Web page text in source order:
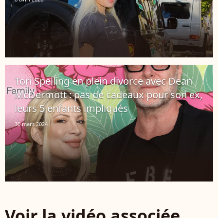
Tori Spelling en plein divorce avec Dean
McDermott : pas de cadeaux pour son ex,
leurs 5 enfants impliqués
30 mars 2024